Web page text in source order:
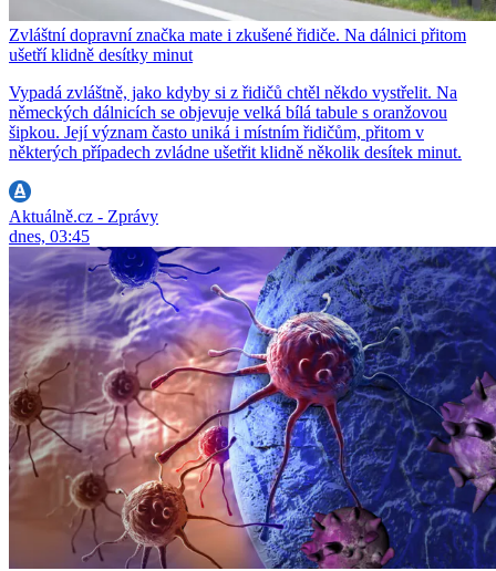
Zvláštní dopravní značka mate i zkušené řidiče. Na dálnici přitom
ušetří klidně desítky minut
Vypadá zvláštně, jako kdyby si z řidičů chtěl někdo vystřelit. Na
německých dálnicích se objevuje velká bílá tabule s oranžovou
šipkou. Její význam často uniká i místním řidičům, přitom v
některých případech zvládne ušetřit klidně několik desítek minut.
Aktuálně.cz - Zprávy
dnes, 03:45